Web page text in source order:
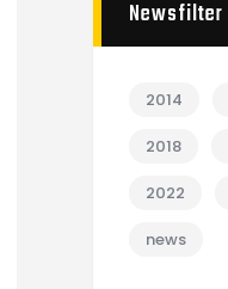
Newsfilter
2014
2018
2022
news